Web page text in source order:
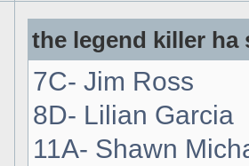
the legend killer ha
7C- Jim Ross
8D- Lilian Garcia
11A- Shawn